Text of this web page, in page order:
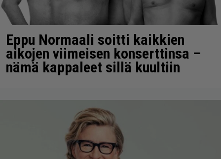
Eppu Normaali soitti kaikkien
aikojen viimeisen konserttinsa –
nämä kappaleet sillä kuultiin